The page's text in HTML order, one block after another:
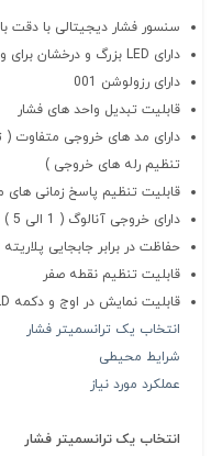
سنسور فشار دیجیتالی با دقت
دارای LED بزرگ و درخشان برای وضوح بیشتر
دارای رزولوشن 001
قابلیت تبدیل واحد های فشار
دارای مد های خروجی متفاوت (
تنظیم رله های خروجی )
قابلیت تنظیم پاسخ زمانی های متفاوت 5 و 5 و 100 و
دارای خروجی آنالوگ ( 1 الی 5 ) ولت DC
حفاظت در برابر جابجایی
قابلیت تنظیم نقطه صفر
قابلیت نمایش در اوج و دکمه HOLD
انتخاب یک ترانسمیتر فشار
شرایط محیطی
عملکرد مورد نیاز
انتخاب یک ترانسمیتر فشار